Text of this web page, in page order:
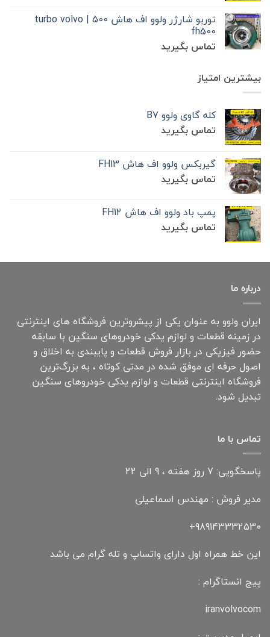
توربو شارژر ولوو اف هاش 500 | turbo volvo
fh500
تماس بگیرید
بیشترین امتیاز
کله گاوی ولوو B7
تماس بگیرید
گیربکس ولوو اف هاش FH13
تماس بگیرید
پمپ باد ولوو اف هاش FH12
تماس بگیرید
درباره ما
ایران ولوو به عنوان یکی از پیشروترین فروشگاه های اینترنتی
در زمینه قطعات و لوازم یدکی خودروهای سنگین با سابقه
حضور فیزیکی در بازار فروش قطعات و پایبندی به اخلاق و
اصول حرفه ای موفق شده در مدتی کوتاه ، به بزرگ‌ترین
فروشگاه اینترنتی قطعات و لوازم یدکی خودروهای سنگین
تبدیل شود.
تماس با ما
پاسخگویی: 7 روز هفته ، 9 الی 22
مدیر فروش : مهندس اسماعیلی
989143332530+
این خط همراه اول دارای واتساپ و تله گرام می باشد
پیج انستاگرام :
iranvolvocom